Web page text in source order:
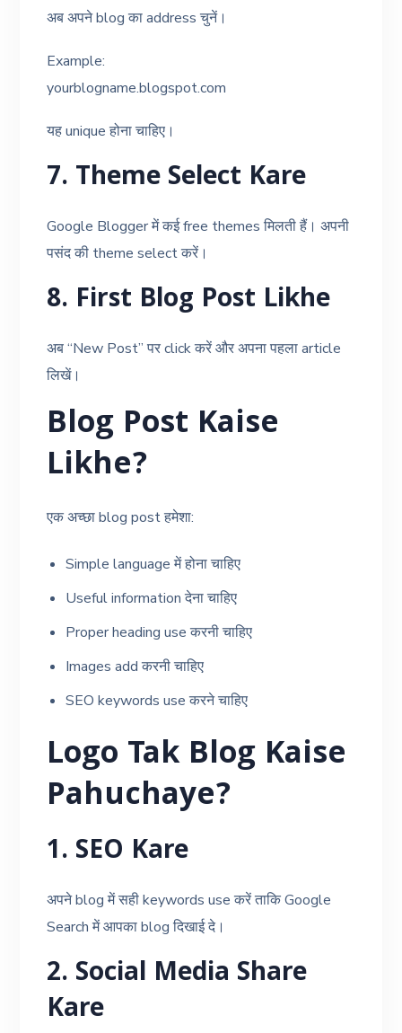
अब अपने blog का address चुनें।
Example:
yourblogname.blogspot.com
यह unique होना चाहिए।
7. Theme Select Kare
Google Blogger में कई free themes मिलती हैं। अपनी
पसंद की theme select करें।
8. First Blog Post Likhe
अब “New Post” पर click करें और अपना पहला article
लिखें।
Blog Post Kaise
Likhe?
एक अच्छा blog post हमेशा:
Simple language में होना चाहिए
Useful information देना चाहिए
Proper heading use करनी चाहिए
Images add करनी चाहिए
SEO keywords use करने चाहिए
Logo Tak Blog Kaise
Pahuchaye?
1. SEO Kare
अपने blog में सही keywords use करें ताकि Google
Search में आपका blog दिखाई दे।
2. Social Media Share
Kare